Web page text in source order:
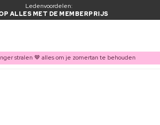
Ledenvoordelen:
ALLES MET DE MEMBERPRIJS
stralen 🤎 alles om je zomertan te behouden